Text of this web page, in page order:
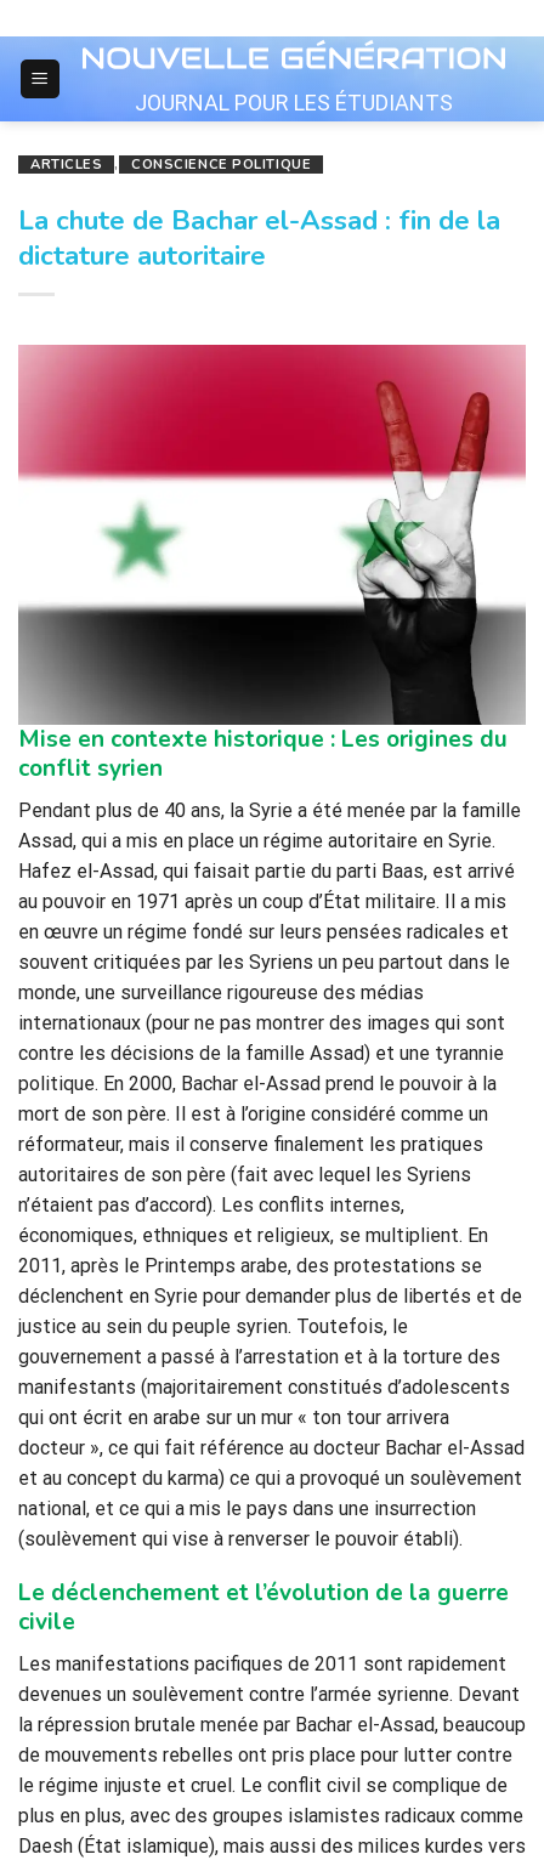
to
content
JOURNAL POUR LES ÉTUDIANTS
ARTICLES , CONSCIENCE POLITIQUE
La chute de Bachar el-Assad : fin de la
dictature autoritaire
Mise en contexte historique : Les origines du
conflit syrien
Pendant plus de 40 ans, la Syrie a été menée par la famille
Assad, qui a mis en place un régime autoritaire en Syrie.
Hafez el-Assad, qui faisait partie du parti Baas, est arrivé
au pouvoir en 1971 après un coup d’État militaire. Il a mis
en œuvre un régime fondé sur leurs pensées radicales et
souvent critiquées par les Syriens un peu partout dans le
monde, une surveillance rigoureuse des médias
internationaux (pour ne pas montrer des images qui sont
contre les décisions de la famille Assad) et une tyrannie
politique. En 2000, Bachar el-Assad prend le pouvoir à la
mort de son père. Il est à l’origine considéré comme un
réformateur, mais il conserve finalement les pratiques
autoritaires de son père (fait avec lequel les Syriens
n’étaient pas d’accord). Les conflits internes,
économiques, ethniques et religieux, se multiplient. En
2011, après le Printemps arabe, des protestations se
déclenchent en Syrie pour demander plus de libertés et de
justice au sein du peuple syrien. Toutefois, le
gouvernement a passé à l’arrestation et à la torture des
manifestants (majoritairement constitués d’adolescents
qui ont écrit en arabe sur un mur « ton tour arrivera
docteur », ce qui fait référence au docteur Bachar el-Assad
et au concept du karma) ce qui a provoqué un soulèvement
national, et ce qui a mis le pays dans une insurrection
(soulèvement qui vise à renverser le pouvoir établi).
Le déclenchement et l’évolution de la guerre
civile
Les manifestations pacifiques de 2011 sont rapidement
devenues un soulèvement contre l’armée syrienne. Devant
la répression brutale menée par Bachar el-Assad, beaucoup
de mouvements rebelles ont pris place pour lutter contre
le régime injuste et cruel. Le conflit civil se complique de
plus en plus, avec des groupes islamistes radicaux comme
Daesh (État islamique), mais aussi des milices kurdes vers